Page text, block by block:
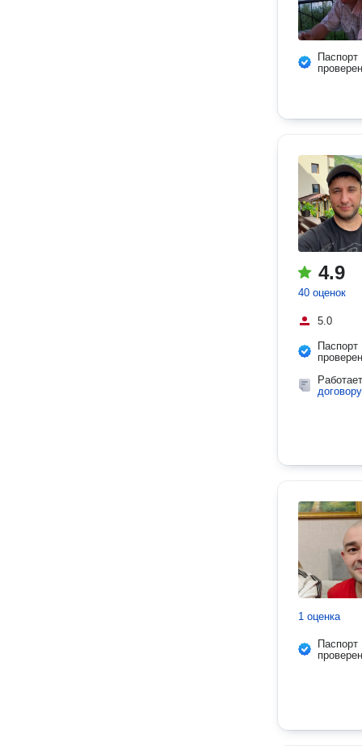
Паспорт
проверен
4.9
40 оценок
5.0
Паспорт
проверен
договору
1 оценка
Паспорт
проверен